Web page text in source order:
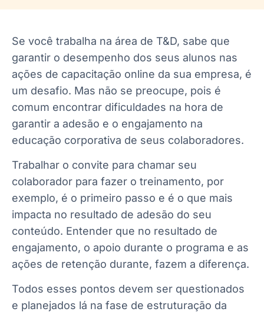
Se você trabalha na área de T&D, sabe que
garantir o desempenho dos seus alunos nas
ações de capacitação online da sua empresa, é
um desafio. Mas não se preocupe, pois é
comum encontrar dificuldades na hora de
garantir a adesão e o engajamento na
educação corporativa de seus colaboradores.
Trabalhar o convite para chamar seu
colaborador para fazer o treinamento, por
exemplo, é o primeiro passo e é o que mais
impacta no resultado de adesão do seu
conteúdo. Entender que no resultado de
engajamento, o apoio durante o programa e as
ações de retenção durante, fazem a diferença.
Todos esses pontos devem ser questionados
e planejados lá na fase de estruturação da